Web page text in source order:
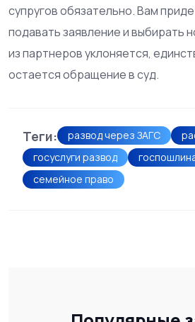
супругов обязательно. Вам
подавать заявление и выбирать
из партнеров уклоняется,
остается обращение в суд.
Теги: развод через ЗАГС
госуслуги развод
семейное право